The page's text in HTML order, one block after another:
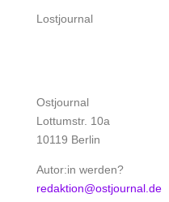
Lostjournal
Ostjournal
Lottumstr. 10a
10119 Berlin
Autor:in werden?
redaktion@ostjournal.de